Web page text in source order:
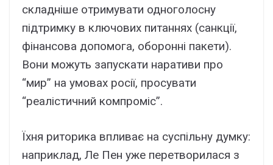
складніше отримувати одноголосну
підтримку в ключових питаннях (санкції,
фінансова допомога, оборонні пакети).
Вони можуть запускати наративи про
“мир” на умовах росії, просувати
“реалістичний компроміс”.
Їхня риторика впливає на суспільну думку:
наприклад, Ле Пен уже перетворилася з